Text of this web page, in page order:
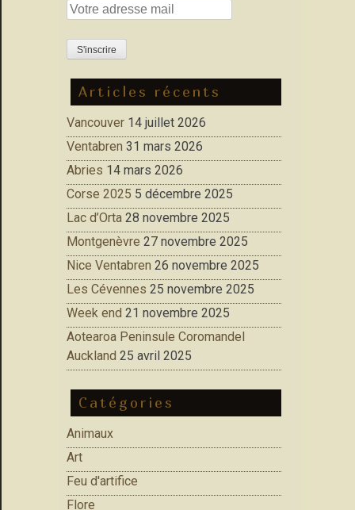
Articles récents
Vancouver 14 juillet 2026
Ventabren 31 mars 2026
Abries 14 mars 2026
Corse 2025 5 décembre 2025
Lac d’Orta 28 novembre 2025
Montgenèvre 27 novembre 2025
Nice Ventabren 26 novembre 2025
Les Cévennes 25 novembre 2025
Week end 21 novembre 2025
Aotearoa Peninsule Coromandel
Auckland 25 avril 2025
Catégories
Animaux
Art
Feu d'artifice
Flore